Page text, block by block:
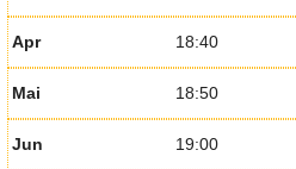
Apr 18:40
Mai 18:50
Jun 19:00